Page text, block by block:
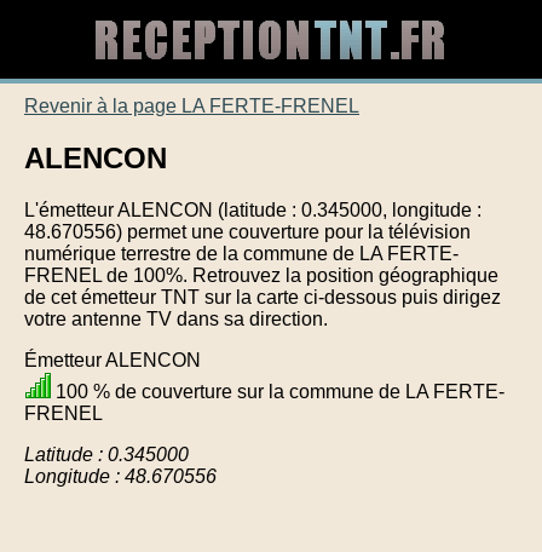
Revenir à la page LA FERTE-FRENEL
ALENCON
L'émetteur ALENCON (latitude : 0.345000, longitude :
48.670556) permet une couverture pour la télévision
numérique terrestre de la commune de LA FERTE-
FRENEL de 100%. Retrouvez la position géographique
de cet émetteur TNT sur la carte ci-dessous puis dirigez
votre antenne TV dans sa direction.
Émetteur ALENCON
100 % de couverture sur la commune de LA FERTE-
FRENEL
Latitude : 0.345000
Longitude : 48.670556